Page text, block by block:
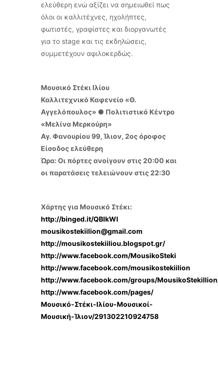
ελεύθερη ενώ αξίζει να σημειωθεί πως
όλοι οι καλλιτέχνες, ηχολήπτες,
φωτιστές, γραφίστες και διοργανωτές
για το stage και τις εκδηλώσεις,
συμμετέχουν αφιλοκερδώς.
Μουσικό Στέκι Ιλίου
Καλλιτεχνικό Καφενείο «Θ.
Αγγελόπουλος» ● Πολιτιστικό Κέντρο
«Μελίνα Μερκούρη»
Αγ. Φανουρίου 99, Ίλιον, 2ος όροφος
Είσοδος ελεύθερη
Ώρα: Οι πόρτες ανοίγουν στις 20:00 και
οι παρατάσεις τελειώνουν στις 22:30
Χάρτης για Μουσικό Στέκι:
http://binged.it/QBlkWl
mousikostekiilion@gmail.com
http://mousikostekiiliou.blogspot.gr/
http://www.facebook.com/MousikoSteki
http://www.facebook.com/mousikostekiilion
http://www.facebook.com/groups/
http://www.facebook.com/pages/
Μουσικό-Στέκι-Ιλίου-Μουσικοί-
Μουσική-Ίλιον/291302210924758